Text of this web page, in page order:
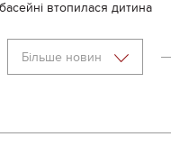
втопилася дитина
Більше новин